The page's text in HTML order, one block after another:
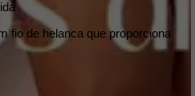
fio de helanca que proporciona